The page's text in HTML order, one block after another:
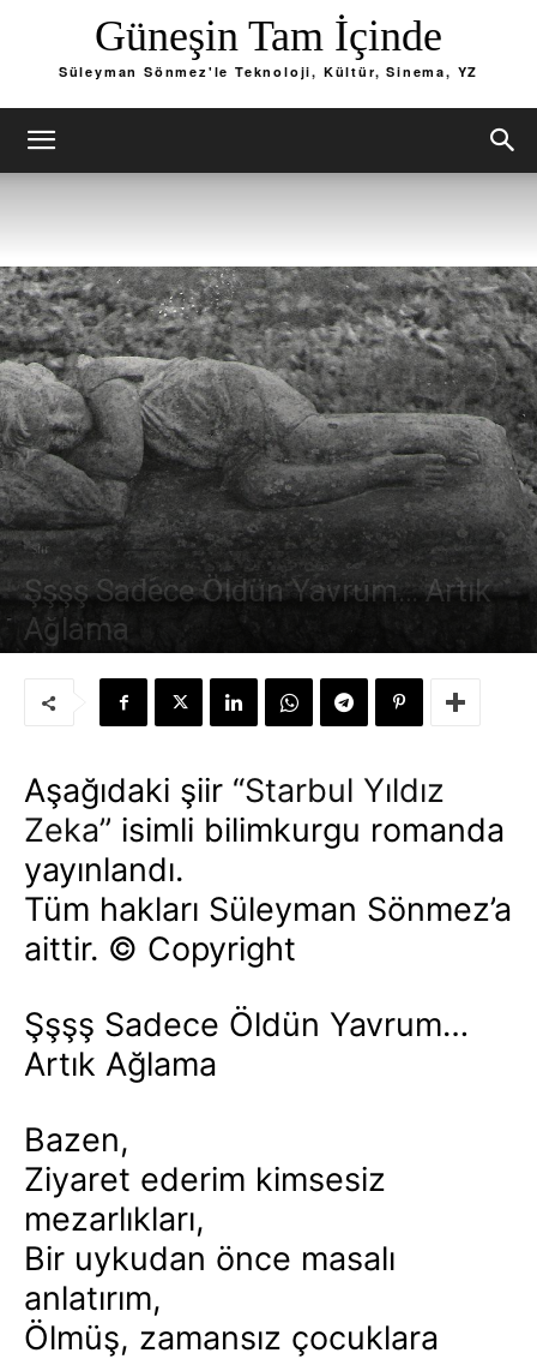
Güneşin Tam İçinde
Süleyman Sönmez'le Teknoloji, Kültür, Sinema, YZ
Şiir
Şşşş Sadece Öldün Yavrum… Artık
Ağlama
Aşağıdaki şiir “Starbul Yıldız
Zeka” isimli bilimkurgu romanda
yayınlandı.
Tüm hakları Süleyman Sönmez’a
aittir. © Copyright
Şşşş Sadece Öldün Yavrum…
Artık Ağlama
Bazen,
Ziyaret ederim kimsesiz
mezarlıkları,
Bir uykudan önce masalı
anlatırım,
Ölmüş, zamansız çocuklara